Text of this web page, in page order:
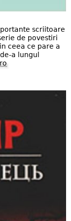
scriitoare
de povestiri
ceea ce pare a
a lungul